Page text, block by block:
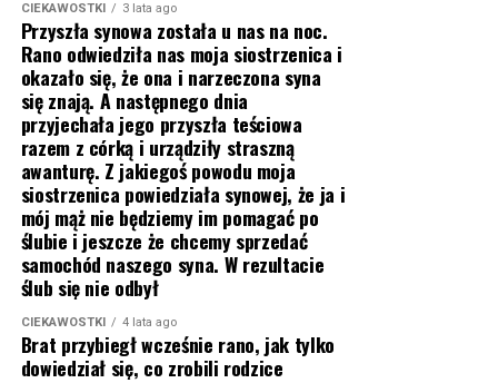
CIEKAWOSTKI 3 lata ago
Przyszła synowa została u nas na noc.
Rano odwiedziła nas moja siostrzenica i
okazało się, że ona i narzeczona syna
się znają. A następnego dnia
przyjechała jego przyszła teściowa
razem z córką i urządziły straszną
awanturę. Z jakiegoś powodu moja
siostrzenica powiedziała synowej, że ja i
mój mąż nie będziemy im pomagać po
ślubie i jeszcze że chcemy sprzedać
samochód naszego syna. W rezultacie
ślub się nie odbył
CIEKAWOSTKI 4 lata ago
Brat przybiegł wcześnie rano, jak tylko
dowiedział się, co zrobili rodzice